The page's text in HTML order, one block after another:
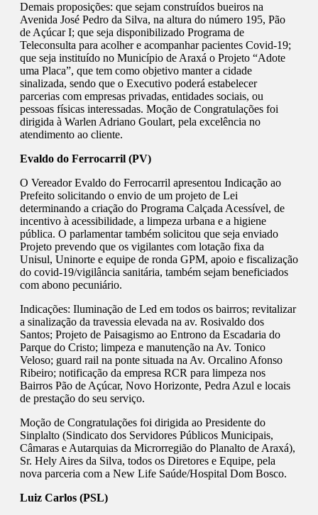
Demais proposições: que sejam construídos bueiros na
Avenida José Pedro da Silva, na altura do número 195, Pão
de Açúcar I; que seja disponibilizado Programa de
Teleconsulta para acolher e acompanhar pacientes Covid-19;
que seja instituído no Município de Araxá o Projeto “Adote
uma Placa”, que tem como objetivo manter a cidade
sinalizada, sendo que o Executivo poderá estabelecer
parcerias com empresas privadas, entidades sociais, ou
pessoas físicas interessadas. Moção de Congratulações foi
dirigida à Warlen Adriano Goulart, pela excelência no
atendimento ao cliente.
Evaldo do Ferrocarril (PV)
O Vereador Evaldo do Ferrocarril apresentou Indicação ao
Prefeito solicitando o envio de um projeto de Lei
determinando a criação do Programa Calçada Acessível, de
incentivo à acessibilidade, a limpeza urbana e a higiene
pública. O parlamentar também solicitou que seja enviado
Projeto prevendo que os vigilantes com lotação fixa da
Unisul, Uninorte e equipe de ronda GPM, apoio e fiscalização
do covid-19/vigilância sanitária, também sejam beneficiados
com abono pecuniário.
Indicações: Iluminação de Led em todos os bairros; revitalizar
a sinalização da travessia elevada na av. Rosivaldo dos
Santos; Projeto de Paisagismo ao Entrono da Escadaria do
Parque do Cristo; limpeza e manutenção na Av. Tonico
Veloso; guard rail na ponte situada na Av. Orcalino Afonso
Ribeiro; notificação da empresa RCR para limpeza nos
Bairros Pão de Açúcar, Novo Horizonte, Pedra Azul e locais
de prestação do seu serviço.
Moção de Congratulações foi dirigida ao Presidente do
Sinplalto (Sindicato dos Servidores Públicos Municipais,
Câmaras e Autarquias da Microrregião do Planalto de Araxá),
Sr. Hely Aires da Silva, todos os Diretores e Equipe, pela
nova parceria com a New Life Saúde/Hospital Dom Bosco.
Luiz Carlos (PSL)